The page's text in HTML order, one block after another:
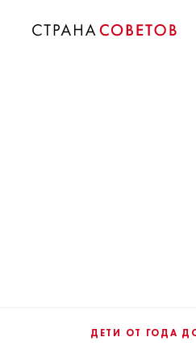
ДЕТИ ОТ ГОДА